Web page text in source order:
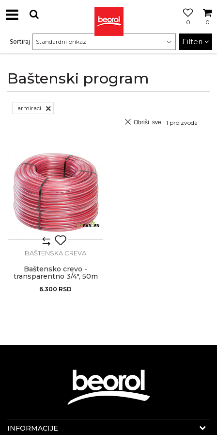
0
0
Baštenski program
Sortiraj Filteri
armiraci
1 proizvoda
Obriši sve
BAŠTENSKA CREVA
Baštensko crevo -
transparentno 3/4", 50m
6.300 RSD
KONTAKT PODACI
INFORMACIJE